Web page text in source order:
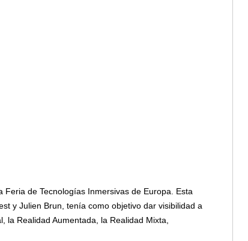
de Tecnologías Inmersivas de Europa. Esta
y Julien Brun, tenía como objetivo dar visibilidad a
la Realidad Aumentada, la Realidad Mixta,